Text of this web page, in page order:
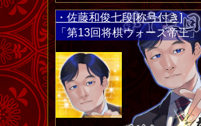
・佐藤和俊七段[称号付き]
「第13回将棋ウォーズ帝王」